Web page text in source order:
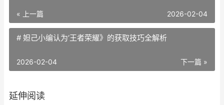
« 上一篇 2026-02-04
# 妲己小编认为‘王者荣耀》的获取技巧全解析
下一篇 »
2026-02-04
延伸阅读